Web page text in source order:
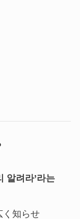
알려라’라는
知らせ